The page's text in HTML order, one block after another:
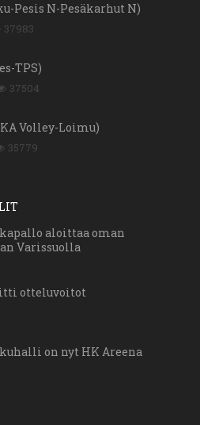
Pesis N-Pesäkarhut N)
37983
TPS)
37504
Volley-Loimu)
35779
aloittaa oman
Varissuolla
otteluvoitot
on nyt HK Areena